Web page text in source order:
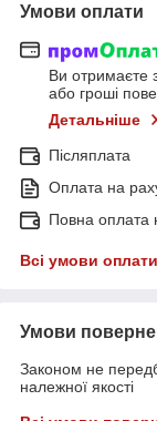
Умови оплати
Ви отримаєте
або гроші
Детальніше
Післяплата
Оплата на
Повна оплата
Всі умови оплати
Умови
Законом не
належної якості